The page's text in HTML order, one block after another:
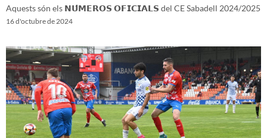
Aquests són els 𝗡𝗨́𝗠𝗘𝗥𝗢𝗦 𝗢𝗙𝗜𝗖𝗜𝗔𝗟𝗦 del CE Sabadell 2024/2025
16 d'octubre de 2024